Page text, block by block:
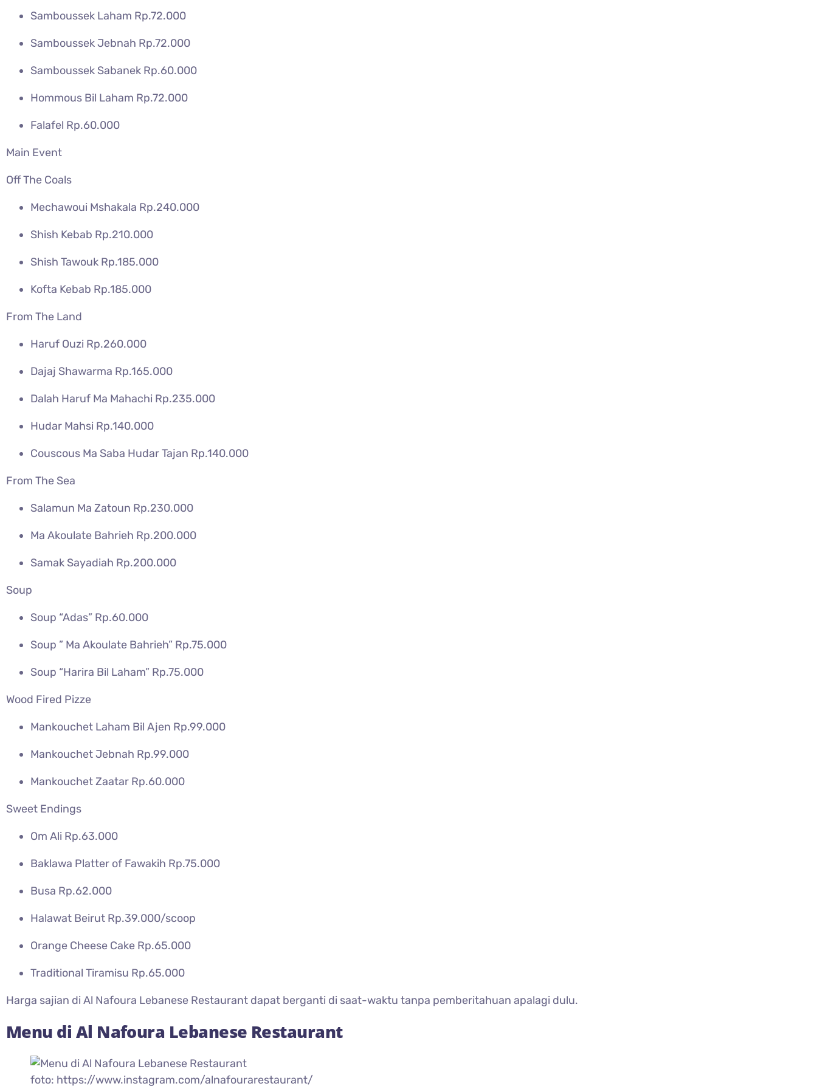
Samboussek Laham Rp.72.000
Samboussek Jebnah Rp.72.000
Samboussek Sabanek Rp.60.000
Hommous Bil Laham Rp.72.000
Falafel Rp.60.000
Main Event
Off The Coals
Mechawoui Mshakala Rp.240.000
Shish Kebab Rp.210.000
Shish Tawouk Rp.185.000
Kofta Kebab Rp.185.000
From The Land
Haruf Ouzi Rp.260.000
Dajaj Shawarma Rp.165.000
Dalah Haruf Ma Mahachi Rp.235.000
Hudar Mahsi Rp.140.000
Couscous Ma Saba Hudar Tajan Rp.140.000
From The Sea
Salamun Ma Zatoun Rp.230.000
Ma Akoulate Bahrieh Rp.200.000
Samak Sayadiah Rp.200.000
Soup
Soup “Adas” Rp.60.000
Soup ” Ma Akoulate Bahrieh” Rp.75.000
Soup “Harira Bil Laham” Rp.75.000
Wood Fired Pizze
Mankouchet Laham Bil Ajen Rp.99.000
Mankouchet Jebnah Rp.99.000
Mankouchet Zaatar Rp.60.000
Sweet Endings
Om Ali Rp.63.000
Baklawa Platter of Fawakih Rp.75.000
Busa Rp.62.000
Halawat Beirut Rp.39.000/scoop
Orange Cheese Cake Rp.65.000
Traditional Tiramisu Rp.65.000
Harga sajian di Al Nafoura Lebanese Restaurant dapat berganti di saat-waktu tanpa pemberitahuan apalagi dulu.
Menu di Al Nafoura Lebanese Restaurant
foto: https://www.instagram.com/alnafourarestaurant/